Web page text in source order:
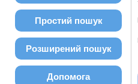
Простий пошук
Розширений пошук
Допомога